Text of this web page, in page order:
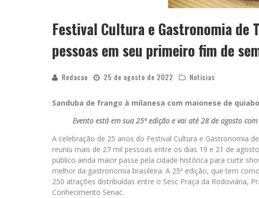
Festival Cultura e Gastronomia
pessoas em seu primeiro fim de
Redacao 25 de agosto de 2022 Notícias
Sanduba de frango à milanesa com maionese de
Evento está em sua 25ª edição e vai até 28 de agosto
A celebração de 25 anos do Festival Cultura e Gastronomia
reuniu mais de 27 mil pessoas entre os dias 19 e 21 de
público ainda maior passe pela cidade histórica para curtir
melhor da gastronomia brasileira. A 25ª edição, que tem
250 atrações distribuídas entre o Sesc Praça da Rodoviária,
Conhecimento Senac.